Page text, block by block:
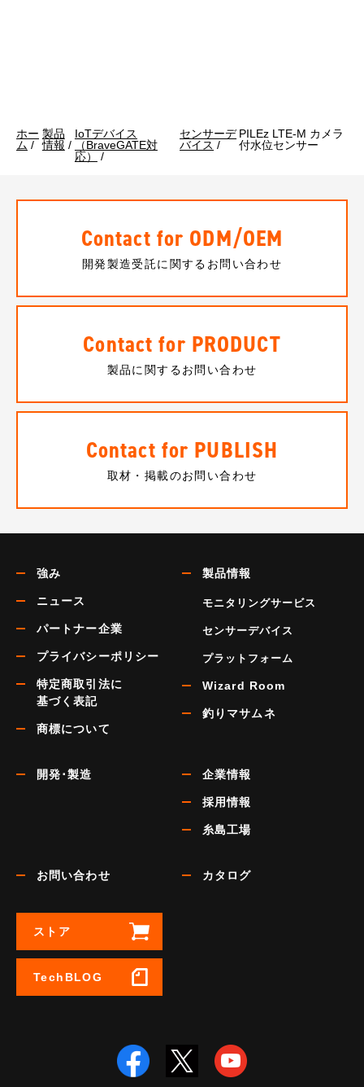
ホー
ム /
製品
情報 /
IoTデバイス
（BraveGATE対
応）
/
センサーデ
バイス /
PILEz LTE-M カメラ
付水位センサー
Contact for ODM/OEM
開発製造受託に関するお問い合わせ
Contact for PRODUCT
製品に関するお問い合わせ
Contact for PUBLISH
取材・掲載のお問い合わせ
強み
ニュース
パートナー企業
プライバシーポリシー
特定商取引法に
基づく表記
商標について
製品情報
モニタリングサービス
センサーデバイス
プラットフォーム
Wizard Room
釣りマサムネ
開発･製造 企業情報
採用情報
糸島工場
お問い合わせ カタログ
ストア
TechBLOG